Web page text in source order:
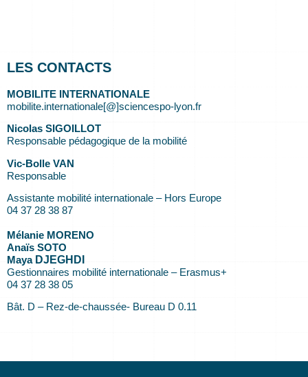
LES CONTACTS
MOBILITE INTERNATIONALE
mobilite.internationale[@]sciencespo-lyon.fr
Nicolas SIGOILLOT
Responsable pédagogique de la mobilité
Vic-Bolle VAN
Responsable
Assistante mobilité internationale – Hors Europe
04 37 28 38 87
Mélanie MORENO
Anaïs SOTO
Maya DJEGHDI
Gestionnaires mobilité internationale – Erasmus+
04 37 28 38 05
Bât. D – Rez-de-chaussée- Bureau D 0.11